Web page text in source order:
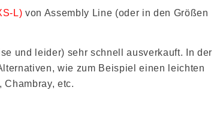
L) von Assembly Line (oder in den Größen
und leider) sehr schnell ausverkauft. In der
wie zum Beispiel einen leichten
Chambray, etc.